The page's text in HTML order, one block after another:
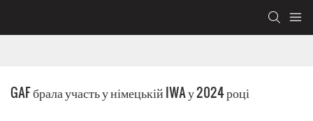
GAF брала участь у німецькій IWA у 2024 році